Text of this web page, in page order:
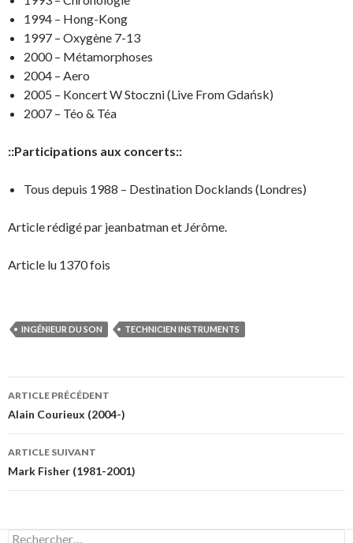
1994 – Hong-Kong
1997 – Oxygène 7-13
2000 – Métamorphoses
2004 – Aero
2005 – Koncert W Stoczni (Live From Gdańsk)
2007 – Téo & Téa
::Participations aux concerts::
Tous depuis 1988 – Destination Docklands (Londres)
Article rédigé par jeanbatman et Jérôme.
Article lu 1370 fois
INGÉNIEUR DU SON TECHNICIEN INSTRUMENTS
Navigation
des
articles
ARTICLE PRÉCÉDENT
Alain Courieux (2004-)
ARTICLE SUIVANT
Mark Fisher (1981-2001)
Rechercher :